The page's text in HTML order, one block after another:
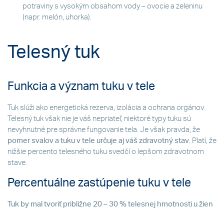
potraviny s vysokým obsahom vody – ovocie a zeleninu
(napr. melón, uhorka).
Telesný tuk
Funkcia a význam tuku v tele
Tuk slúži ako energetická rezerva, izolácia a ochrana orgánov.
Telesný tuk však nie je váš nepriateľ, niektoré typy tuku sú
nevyhnutné pre správne fungovanie tela. Je však pravda, že
pomer svalov a tuku v tele určuje aj váš zdravotný stav. Platí, že
nižšie percento telesného tuku svedčí o lepšom zdravotnom
stave.
Percentuálne zastúpenie tuku v tele
Tuk by mal tvoriť približne 20 – 30 % telesnej hmotnosti u žien